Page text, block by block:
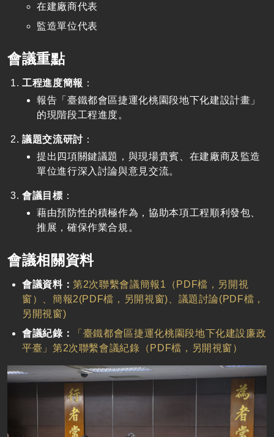
在建廠商代表
監造單位代表
會議重點
工程進度簡報 ：
報告「臺鐵都會區捷運化桃園段地下化建設計畫」
的現階段工程進度。
議題交流研討：
提出四項關鍵議題，與現場貴賓、在建廠商及監造
單位進行深入討論與意見交流。
會議目標 ：
藉由預防性的積極作為，協助本項工程順利發包、
推展，確保作業合規。
會議相關資料
會議資料：第2次聯繫會議簡報1（PDF檔，另開視
窗）、 簡報2(PDF檔，另開視窗)、 議題討論(PDF檔，
另開視窗)
會議紀錄：
「臺鐵都會區捷運化桃園段地下化建設廉政
平臺」第2次聯繫會議紀錄（PDF檔，另開視窗）